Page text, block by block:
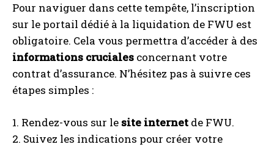
Pour naviguer dans cette tempête, l’inscription
sur le portail dédié à la liquidation de FWU est
obligatoire. Cela vous permettra d’accéder à des
informations cruciales concernant votre
contrat d’assurance. N’hésitez pas à suivre ces
étapes simples :
1. Rendez-vous sur le site internet de FWU.
2. Suivez les indications pour créer votre